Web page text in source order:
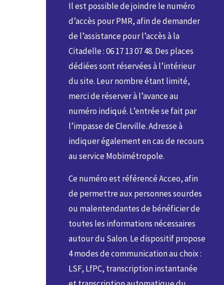
Il est possible de joindre le numéro
d’accès pour PMR, afin de demander
de l’assistance pour l’accès à la
Citadelle : 06 17 13 07 48. Des places
dédiées sont réservées à l’intérieur
du site. Leur nombre étant limité,
merci de réserver à l’avance au
numéro indiqué. L’entrée se fait par
l’impasse de Clerville. Adresse à
indiquer également en cas de recours
au service Mobimétropole.
Ce numéro est référencé Acceo, afin
de permettre aux personnes sourdes
ou malentendantes de bénéficier de
toutes les informations nécessaires
autour du Salon. Le dispositif propose
4 modes de communication au choix :
LSF, LfPC, transcription instantanée